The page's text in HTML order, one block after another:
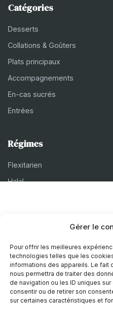
Gérer le
Pour offrir les meilleures
technologies telles que les
informations des appareils. Le fait
nous permettra de traiter des
de navigation ou les ID uniques
consentir ou de retirer son
sur certaines caractéristiques et
Catégories
Desserts
Collations & Goûters
Plats principaux
Accompagnements
En-cas sucrés
Entrées
Régimes
Flexitarien
Halal
À propos
Mentions légales
Politique de confidentialité
Politique de cookies